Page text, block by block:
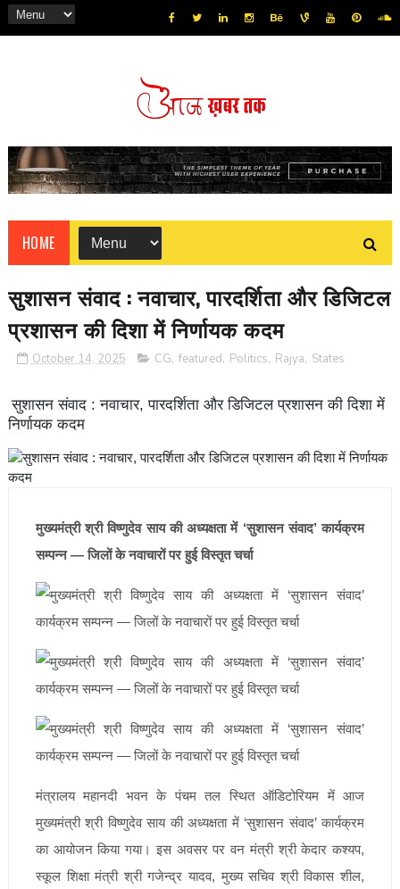
HOME
सुशासन संवाद : नवाचार, पारदर्शिता और डिजिटल
प्रशासन की दिशा में निर्णायक कदम
October 14, 2025 CG, featured, Politics, Rajya, States
सुशासन संवाद : नवाचार, पारदर्शिता और डिजिटल प्रशासन की दिशा में
निर्णायक कदम
मुख्यमंत्री श्री विष्णुदेव साय की अध्यक्षता में ‘सुशासन संवाद’ कार्यक्रम
सम्पन्न — जिलों के नवाचारों पर हुई विस्तृत चर्चा
मंत्रालय महानदी भवन के पंचम तल स्थित ऑडिटोरियम में आज
मुख्यमंत्री श्री विष्णुदेव साय की अध्यक्षता में ‘सुशासन संवाद’ कार्यक्रम
का आयोजन किया गया। इस अवसर पर वन मंत्री श्री केदार कश्यप,
स्कूल शिक्षा मंत्री श्री गजेन्द्र यादव, मुख्य सचिव श्री विकास शील,